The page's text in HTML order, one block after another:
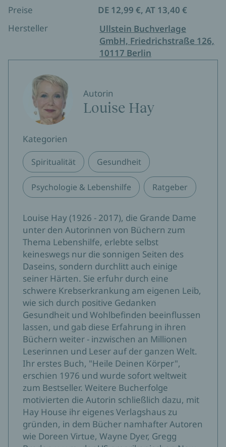
Preise
DE 12,99 €, AT 13,40 €
Hersteller
Ullstein Buchverlage
GmbH, Friedrichstraße 126,
10117 Berlin
Autorin
Louise Hay
Kategorien
Spiritualität Gesundheit
Psychologie & Lebenshilfe Ratgeber
Louise Hay (1926 - 2017), die Grande Dame
unter den Autorinnen von Büchern zum
Thema Lebenshilfe, erlebte selbst
keineswegs nur die sonnigen Seiten des
Daseins, sondern durchlitt auch einige
seiner Härten. Sie erfuhr durch eine
schwere Krebserkrankung am eigenen Leib,
wie sich durch positive Gedanken
Gesundheit und Wohlbefinden beeinflussen
lassen, und gab diese Erfahrung in ihren
Büchern weiter - inzwischen an Millionen
Leserinnen und Leser auf der ganzen Welt.
Ihr erstes Buch, "Heile Deinen Körper",
erschien 1976 und wurde sofort weltweit
zum Bestseller. Weitere Bucherfolge
motivierten die Autorin schließlich dazu, mit
Hay House ihr eigenes Verlagshaus zu
gründen, in dem Bücher namhafter Autoren
wie Doreen Virtue, Wayne Dyer, Gregg